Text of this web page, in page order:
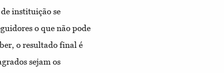
instituição se
o que não pode
o resultado final é
sejam os